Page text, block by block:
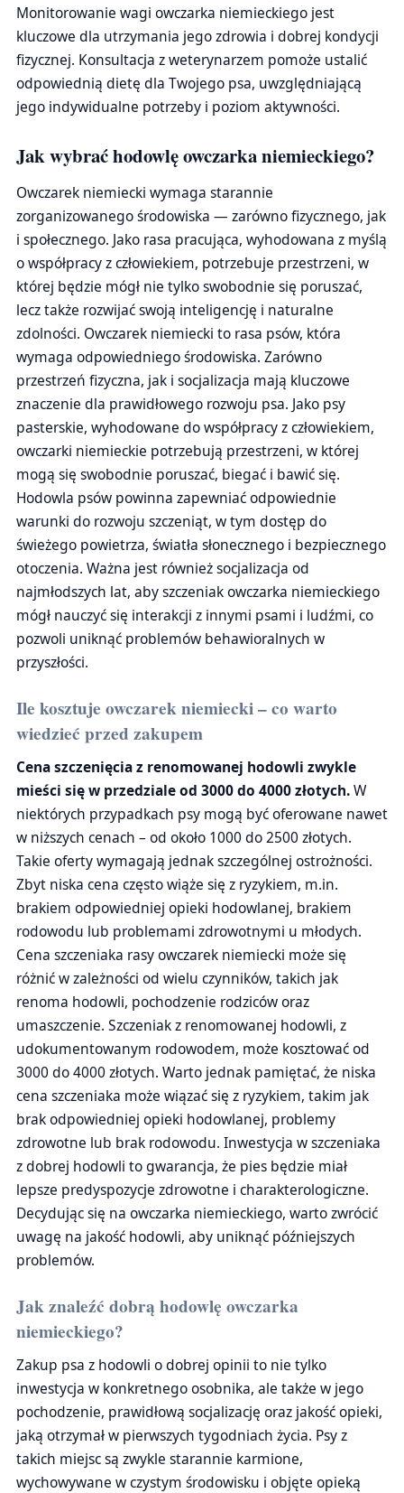
Monitorowanie wagi owczarka niemieckiego jest
kluczowe dla utrzymania jego zdrowia i dobrej kondycji
fizycznej. Konsultacja z weterynarzem pomoże ustalić
odpowiednią dietę dla Twojego psa, uwzględniającą
jego indywidualne potrzeby i poziom aktywności.
Jak wybrać hodowlę owczarka niemieckiego?
Owczarek niemiecki wymaga starannie
zorganizowanego środowiska — zarówno fizycznego, jak
i społecznego. Jako rasa pracująca, wyhodowana z myślą
o współpracy z człowiekiem, potrzebuje przestrzeni, w
której będzie mógł nie tylko swobodnie się poruszać,
lecz także rozwijać swoją inteligencję i naturalne
zdolności. Owczarek niemiecki to rasa psów, która
wymaga odpowiedniego środowiska. Zarówno
przestrzeń fizyczna, jak i socjalizacja mają kluczowe
znaczenie dla prawidłowego rozwoju psa. Jako psy
pasterskie, wyhodowane do współpracy z człowiekiem,
owczarki niemieckie potrzebują przestrzeni, w której
mogą się swobodnie poruszać, biegać i bawić się.
Hodowla psów powinna zapewniać odpowiednie
warunki do rozwoju szczeniąt, w tym dostęp do
świeżego powietrza, światła słonecznego i bezpiecznego
otoczenia. Ważna jest również socjalizacja od
najmłodszych lat, aby szczeniak owczarka niemieckiego
mógł nauczyć się interakcji z innymi psami i ludźmi, co
pozwoli uniknąć problemów behawioralnych w
przyszłości.
Ile kosztuje owczarek niemiecki – co warto
wiedzieć przed zakupem
Cena szczenięcia z renomowanej hodowli zwykle
mieści się w przedziale od 3000 do 4000 złotych.W
niektórych przypadkach psy mogą być oferowane nawet
w niższych cenach – od około 1000 do 2500 złotych.
Takie oferty wymagają jednak szczególnej ostrożności.
Zbyt niska cena często wiąże się z ryzykiem, m.in.
brakiem odpowiedniej opieki hodowlanej, brakiem
rodowodu lub problemami zdrowotnymi u młodych.
Cena szczeniaka rasy owczarek niemiecki może się
różnić w zależności od wielu czynników, takich jak
renoma hodowli, pochodzenie rodziców oraz
umaszczenie. Szczeniak z renomowanej hodowli, z
udokumentowanym rodowodem, może kosztować od
3000 do 4000 złotych. Warto jednak pamiętać, że niska
cena szczeniaka może wiązać się z ryzykiem, takim jak
brak odpowiedniej opieki hodowlanej, problemy
zdrowotne lub brak rodowodu. Inwestycja w szczeniaka
z dobrej hodowli to gwarancja, że pies będzie miał
lepsze predyspozycje zdrowotne i charakterologiczne.
Decydując się na owczarka niemieckiego, warto zwrócić
uwagę na jakość hodowli, aby uniknąć późniejszych
problemów.
Jak znaleźć dobrą hodowlę owczarka
niemieckiego?
Zakup psa z hodowli o dobrej opinii to nie tylko
inwestycja w konkretnego osobnika, ale także w jego
pochodzenie, prawidłową socjalizację oraz jakość opieki,
jaką otrzymał w pierwszych tygodniach życia. Psy z
takich miejsc są zwykle starannie karmione,
wychowywane w czystym środowisku i objęte opieką